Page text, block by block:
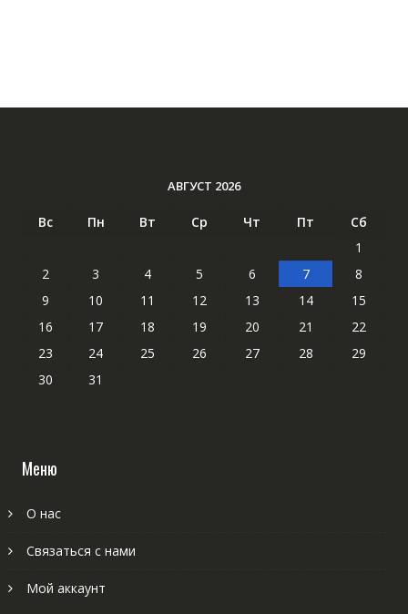
АВГУСТ 2026
Вс Пн Вт Ср Чт Пт
Сб
1
2
3 4 5 6 7
8
9
10 11 12 13 14
15
16
17 18 19 20 21
22
23
24 25 26 27 28
29
30
31
Меню
О нас
Связаться с нами
Мой аккаунт